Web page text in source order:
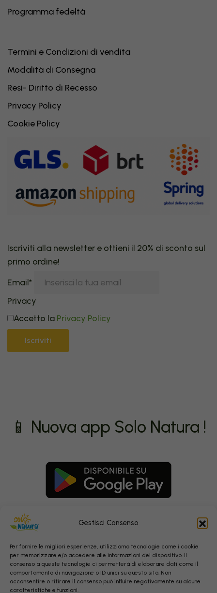
Gestisci Consenso
Per fornire le migliori esperienze, utilizziamo tecnologie come i cookie
per memorizzare e/o accedere alle informazioni del dispositivo. Il
consenso a queste tecnologie ci permetterà di elaborare dati come il
comportamento di navigazione o ID unici su questo sito. Non
acconsentire o ritirare il consenso può influire negativamente su alcune
caratteristiche e funzioni.
Programma fedeltà
Termini e Condizioni di vendita
Modalità di Consegna
Resi- Diritto di Recesso
Privacy Policy
Cookie Policy
Iscriviti alla newsletter e ottieni il 20% di sconto sul
primo ordine!
Email*
Privacy
Accetto la Privacy Policy
Iscriviti
📱 Nuova app Solo Natura !